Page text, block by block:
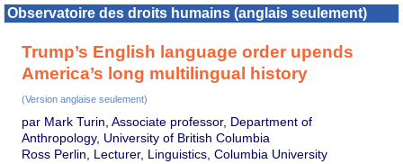
Observatoire des droits humains (anglais seulement)
Trump’s English language order upends
America’s long multilingual history
(Version anglaise seulement)
par Mark Turin, Associate professor, Department of
Anthropology, University of British Columbia
Ross Perlin, Lecturer, Linguistics, Columbia University